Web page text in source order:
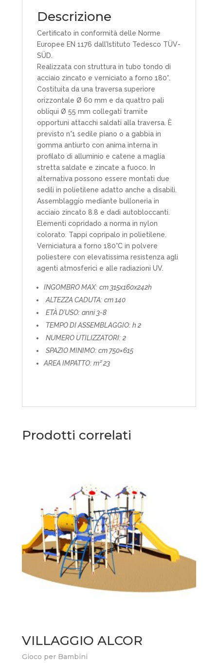
Descrizione
Certificato in conformità delle Norme
Europee EN 1176 dall’Istituto Tedesco TÜV-
SÜD.
Realizzata con struttura in tubo tondo di
acciaio zincato e verniciato a forno 180°.
Costituita da una traversa superiore
orizzontale Ø 60 mm e da quattro pali
obliqui Ø 55 mm collegati tramite
opportuni attacchi saldati alla traversa. È
previsto n°1 sedile piano o a gabbia in
gomma antiurto con anima interna in
profilato di alluminio e catene a maglia
stretta saldate e zincate a fuoco. In
alternativa possono essere montati due
sedili in polietilene adatto anche a disabili.
Assemblaggio mediante bulloneria in
acciaio zincato 8.8 e dadi autobloccanti.
Elementi copridado a norma in nylon
colorato. Tappi copripalo in polietilene.
Verniciatura a forno 180°C in polvere
poliestere con elevatissima resistenza agli
agenti atmosferici e alle radiazioni UV.
INGOMBRO MAX: cm 315x160x242h
ALTEZZA CADUTA: cm 140
ETÀ D’USO: anni 3-8
TEMPO DI ASSEMBLAGGIO: h 2
NUMERO UTILIZZATORI: 2
SPAZIO MINIMO: cm 750×615
AREA IMPATTO: m² 23
Prodotti correlati
VILLAGGIO ALCOR
Gioco per Bambini